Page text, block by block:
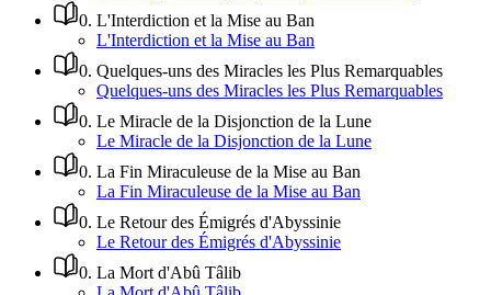
0. L'Interdiction et la Mise au Ban
L'Interdiction et la Mise au Ban
0. Quelques-uns des Miracles les Plus Remarquables
Quelques-uns des Miracles les Plus Remarquables
0. Le Miracle de la Disjonction de la Lune
Le Miracle de la Disjonction de la Lune
0. La Fin Miraculeuse de la Mise au Ban
La Fin Miraculeuse de la Mise au Ban
0. Le Retour des Émigrés d'Abyssinie
Le Retour des Émigrés d'Abyssinie
0. La Mort d'Abû Tâlib